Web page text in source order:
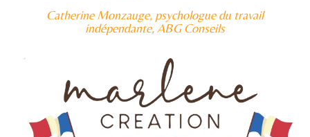
Catherine Monzauge, psychologue du travail
indépendante, ABG Conseils